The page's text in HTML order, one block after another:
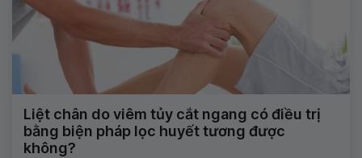
Liệt chân do viêm tủy cắt ngang có điều trị
bằng biện pháp lọc huyết tương được
không?